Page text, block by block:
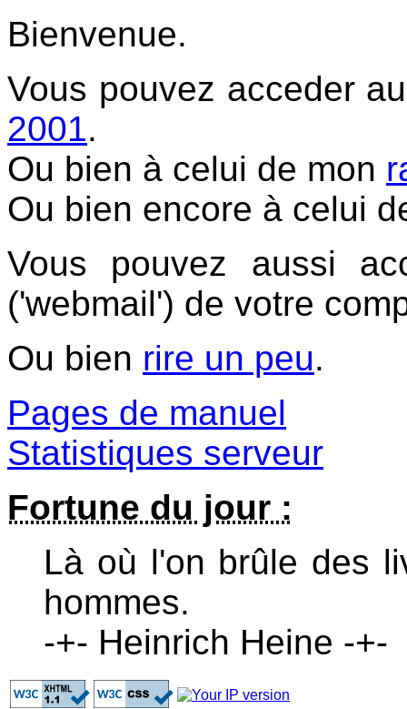
Bienvenue.
Vous pouvez acceder
2001.
Ou bien à celui de mon
Ou bien encore à celui
Vous pouvez aussi
('webmail') de votre
Ou bien rire un peu.
Pages de manuel
Statistiques serveur
Fortune du jour :
Là où l'on brûle des
hommes.
-+- Heinrich Heine -+-